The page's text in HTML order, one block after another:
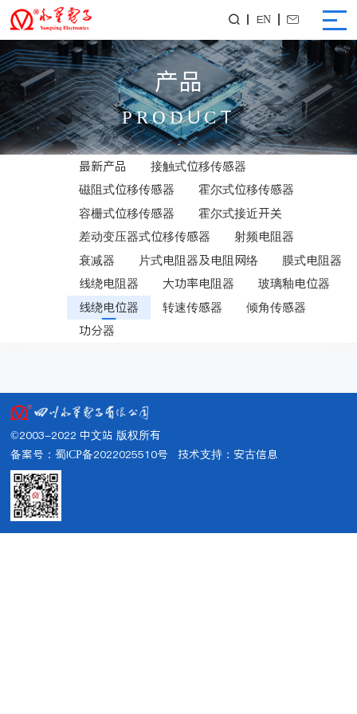
 EN 
产品
PRODUCT
最新产品
接触式位移传感器
磁阻式位移传感器
霍尔式位移传感器
容栅式位移传感器
霍尔式接近开关
差动变压器式位移传感器
射频电阻器
衰减器
片式电阻器及电阻网络
膜式电阻器
线绕电阻器
大功率电阻器
玻璃釉电位器
线绕电位器
转速传感器
倾角传感器
功分器
©2003-2022 中文站 版权所有
备案号：蜀ICP备2022025510号 技术支持： 安古信息